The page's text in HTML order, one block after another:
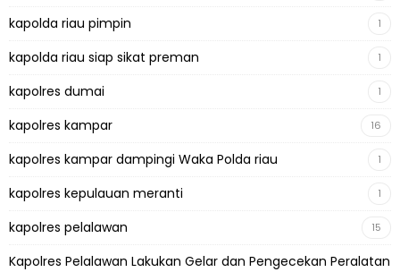
kapolda riau pimpin 1
kapolda riau siap sikat preman 1
kapolres dumai 1
kapolres kampar 16
kapolres kampar dampingi Waka Polda riau 1
kapolres kepulauan meranti 1
kapolres pelalawan 15
Kapolres Pelalawan Lakukan Gelar dan Pengecekan Peralatan